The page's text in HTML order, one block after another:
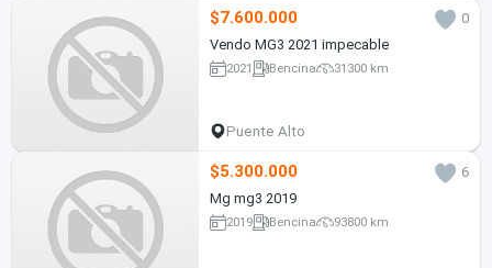
$7.600.000
0
Vendo MG3 2021 impecable
2021 Bencina 31300 km
Puente Alto
$5.300.000
6
Mg mg3 2019
2019 Bencina 93800 km